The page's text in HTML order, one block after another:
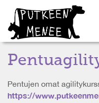
Pentujen omat
https://